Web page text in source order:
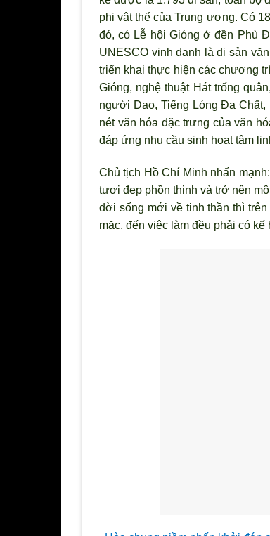
phi vật thể của Trung ương. Có
đó, có Lễ hội Gióng ở đền Phù
UNESCO vinh danh là di sản
triển khai thực hiện các chương tr
Gióng, nghệ thuật Hát trống
người Dao, Tiếng Lóng Đa
nét văn hóa đặc trưng của văn
đáp ứng nhu cầu sinh hoạt tâm
Chủ tịch Hồ Chí Minh nhấn
tươi đẹp phồn thịnh và trở nên
đời sống mới về tinh thần thì trên
mặc, đến việc làm đều phải có